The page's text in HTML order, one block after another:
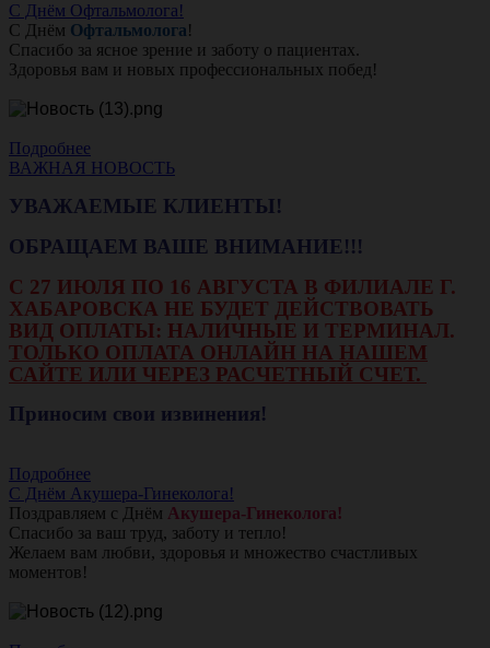
С Днём Офтальмолога!
С Днём Офтальмолога!
Спасибо за ясное зрение и заботу о пациентах.
Здоровья вам и новых профессиональных побед!
Подробнее
ВАЖНАЯ НОВОСТЬ
УВАЖАЕМЫЕ КЛИЕНТЫ!
ОБРАЩАЕМ ВАШЕ ВНИМАНИЕ!!!
С 27 ИЮЛЯ ПО 16 АВГУСТА В ФИЛИАЛЕ Г.
ХАБАРОВСКА НЕ БУДЕТ ДЕЙСТВОВАТЬ
ВИД ОПЛАТЫ: НАЛИЧНЫЕ И ТЕРМИНАЛ.
ТОЛЬКО ОПЛАТА ОНЛАЙН НА НАШЕМ
САЙТЕ ИЛИ ЧЕРЕЗ РАСЧЕТНЫЙ СЧЕТ.
Приносим свои извинения!
Подробнее
С Днём Акушера-Гинеколога!
Поздравляем с Днём Акушера-Гинеколога!
Спасибо за ваш труд, заботу и тепло!
Желаем вам любви, здоровья и множество счастливых
моментов!